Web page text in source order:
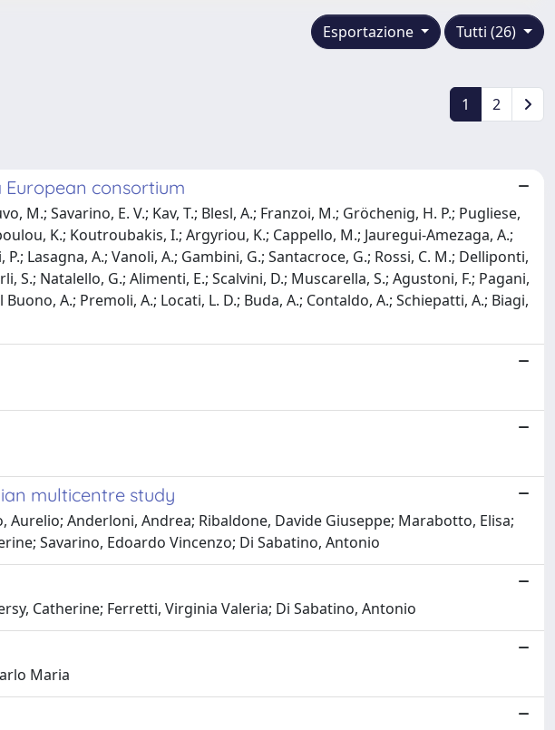
Tutti (26)
Esportazione
1 2
consortium
M.; Savarino, E. V.; Kav, T.; Blesl, A.; Franzoi, M.; Gröchenig, H. P.; Pugliese,
K.; Koutroubakis, I.; Argyriou, K.; Cappello, M.; Jauregui-Amezaga, A.;
Lasagna, A.; Vanoli, A.; Gambini, G.; Santacroce, G.; Rossi, C. M.; Delliponti,
S.; Natalello, G.; Alimenti, E.; Scalvini, D.; Muscarella, S.; Agustoni, F.; Pagani,
A.; Premoli, A.; Locati, L. D.; Buda, A.; Contaldo, A.; Schiepatti, A.; Biagi,
multicentre study
Anderloni, Andrea; Ribaldone, Davide Giuseppe; Marabotto, Elisa;
Savarino, Edoardo Vincenzo; Di Sabatino, Antonio
Catherine; Ferretti, Virginia Valeria; Di Sabatino, Antonio
Maria